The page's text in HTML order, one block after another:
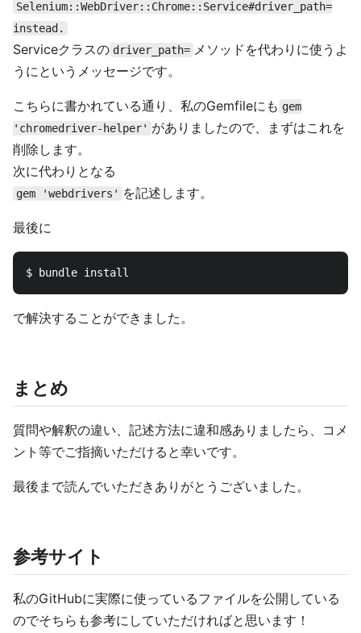
Selenium::WebDriver::Chrome::Service#driver_path=
instead.
Serviceクラスの driver_path= メソッドを代わりに使うよ
うにというメッセージです。
こちらに書かれている通り、私のGemfileにも gem
'chromedriver-helper' がありましたので、まずはこれを
削除します。
次に代わりとなる
gem 'webdrivers' を記述します。
最後に
で解決することができました。
まとめ
質問や解釈の違い、記述方法に違和感ありましたら、コメ
ント等でご指摘いただけると幸いです。
最後まで読んでいただきありがとうございました。
参考サイト
私のGitHubに実際に使っているファイルを公開している
のでそちらも参考にしていただければと思います！